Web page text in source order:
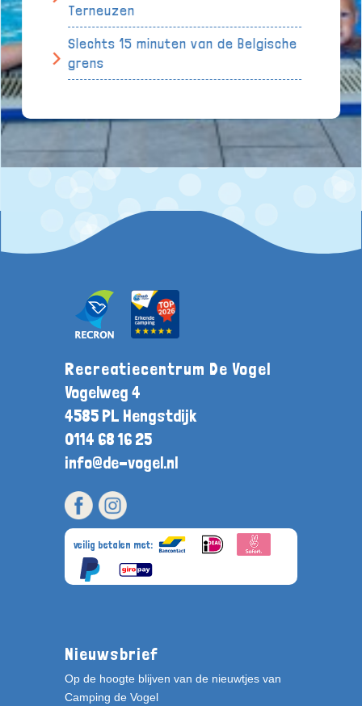
Terneuzen
Slechts 15 minuten van de Belgische
grens
Recreatiecentrum De Vogel
Vogelweg 4
4585 PL Hengstdijk
0114 68 16 25
info@de-vogel.nl
veilig betalen met:
Nieuwsbrief
Op de hoogte blijven van de nieuwtjes van
Camping de Vogel